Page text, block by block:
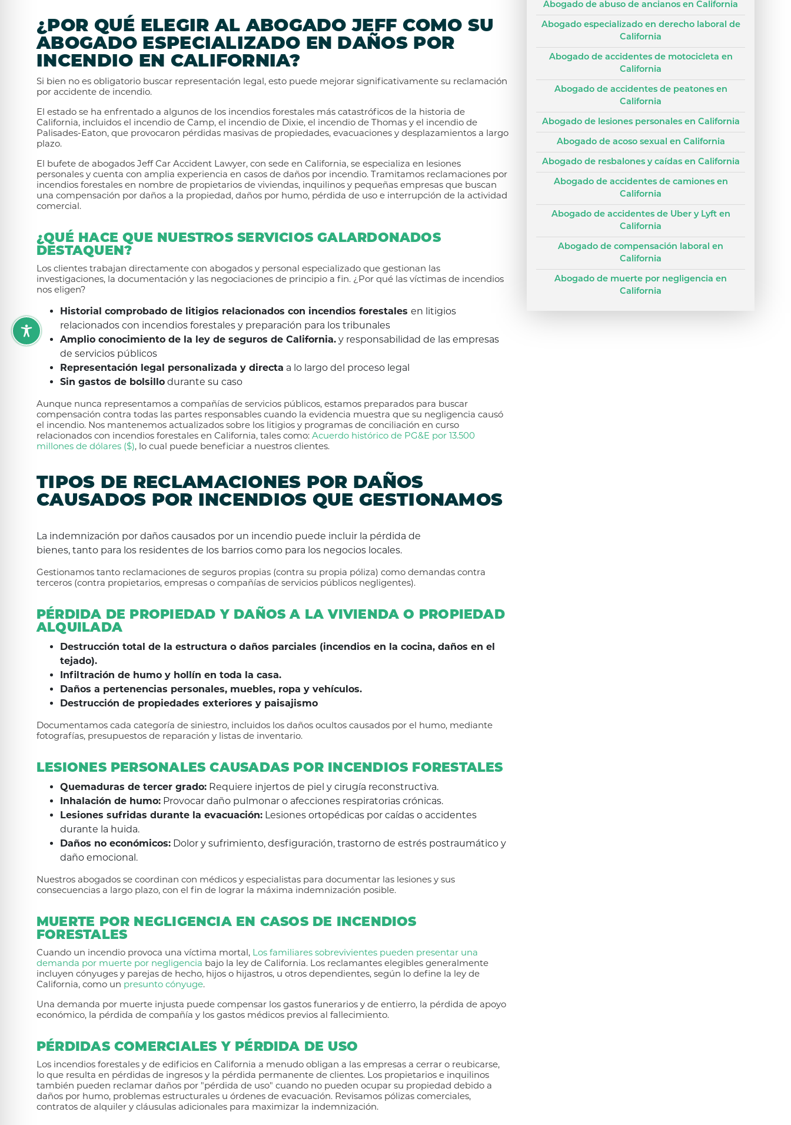
¿POR QUÉ ELEGIR AL ABOGADO JEFF COMO SU
ABOGADO ESPECIALIZADO EN DAÑOS POR
INCENDIO EN CALIFORNIA?
Si bien no es obligatorio buscar representación legal, esto puede mejorar significativamente su reclamación
por accidente de incendio.
El estado se ha enfrentado a algunos de los incendios forestales más catastróficos de la historia de
California, incluidos el incendio de Camp, el incendio de Dixie, el incendio de Thomas y el incendio de
Palisades-Eaton, que provocaron pérdidas masivas de propiedades, evacuaciones y desplazamientos a largo
plazo.
El bufete de abogados Jeff Car Accident Lawyer, con sede en California, se especializa en lesiones
personales y cuenta con amplia experiencia en casos de daños por incendio. Tramitamos reclamaciones por
incendios forestales en nombre de propietarios de viviendas, inquilinos y pequeñas empresas que buscan
una compensación por daños a la propiedad, daños por humo, pérdida de uso e interrupción de la actividad
comercial.
¿QUÉ HACE QUE NUESTROS SERVICIOS GALARDONADOS
DESTAQUEN?
Los clientes trabajan directamente con abogados y personal especializado que gestionan las
investigaciones, la documentación y las negociaciones de principio a fin. ¿Por qué las víctimas de incendios
nos eligen?
Historial comprobado de litigios relacionados con incendios forestales en litigios
relacionados con incendios forestales y preparación para los tribunales
Amplio conocimiento de la ley de seguros de California. y responsabilidad de las empresas
de servicios públicos
Representación legal personalizada y directa a lo largo del proceso legal
Sin gastos de bolsillo durante su caso
Aunque nunca representamos a compañías de servicios públicos, estamos preparados para buscar
compensación contra todas las partes responsables cuando la evidencia muestra que su negligencia causó
el incendio. Nos mantenemos actualizados sobre los litigios y programas de conciliación en curso
relacionados con incendios forestales en California, tales como: Acuerdo histórico de PG&E por 13.500
millones de dólares ($), lo cual puede beneficiar a nuestros clientes.
TIPOS DE RECLAMACIONES POR DAÑOS
CAUSADOS POR INCENDIOS QUE GESTIONAMOS
La indemnización por daños causados por un incendio puede incluir la pérdida de
bienes, tanto para los residentes de los barrios como para los negocios locales.
Gestionamos tanto reclamaciones de seguros propias (contra su propia póliza) como demandas contra
terceros (contra propietarios, empresas o compañías de servicios públicos negligentes).
PÉRDIDA DE PROPIEDAD Y DAÑOS A LA VIVIENDA O PROPIEDAD
ALQUILADA
Destrucción total de la estructura o daños parciales (incendios en la cocina, daños en el
tejado).
Infiltración de humo y hollín en toda la casa.
Daños a pertenencias personales, muebles, ropa y vehículos.
Destrucción de propiedades exteriores y paisajismo
Documentamos cada categoría de siniestro, incluidos los daños ocultos causados por el humo, mediante
fotografías, presupuestos de reparación y listas de inventario.
LESIONES PERSONALES CAUSADAS POR INCENDIOS FORESTALES
Quemaduras de tercer grado: Requiere injertos de piel y cirugía reconstructiva.
Inhalación de humo: Provocar daño pulmonar o afecciones respiratorias crónicas.
Lesiones sufridas durante la evacuación: Lesiones ortopédicas por caídas o accidentes
durante la huida.
Daños no económicos: Dolor y sufrimiento, desfiguración, trastorno de estrés postraumático y
daño emocional.
Nuestros abogados se coordinan con médicos y especialistas para documentar las lesiones y sus
consecuencias a largo plazo, con el fin de lograr la máxima indemnización posible.
MUERTE POR NEGLIGENCIA EN CASOS DE INCENDIOS
FORESTALES
Cuando un incendio provoca una víctima mortal, Los familiares sobrevivientes pueden presentar una
demanda por muerte por negligencia bajo la ley de California. Los reclamantes elegibles generalmente
incluyen cónyuges y parejas de hecho, hijos o hijastros, u otros dependientes, según lo define la ley de
California, como un presunto cónyuge.
Una demanda por muerte injusta puede compensar los gastos funerarios y de entierro, la pérdida de apoyo
económico, la pérdida de compañía y los gastos médicos previos al fallecimiento.
PÉRDIDAS COMERCIALES Y PÉRDIDA DE USO
Los incendios forestales y de edificios en California a menudo obligan a las empresas a cerrar o reubicarse,
lo que resulta en pérdidas de ingresos y la pérdida permanente de clientes. Los propietarios e inquilinos
también pueden reclamar daños por "pérdida de uso" cuando no pueden ocupar su propiedad debido a
daños por humo, problemas estructurales u órdenes de evacuación. Revisamos pólizas comerciales,
contratos de alquiler y cláusulas adicionales para maximizar la indemnización.
Abogado de abuso de ancianos en California
Abogado especializado en derecho laboral de
California
Abogado de accidentes de motocicleta en
California
Abogado de accidentes de peatones en
California
Abogado de lesiones personales en California
Abogado de acoso sexual en California
Abogado de resbalones y caídas en California
Abogado de accidentes de camiones en
California
Abogado de accidentes de Uber y Lyft en
California
Abogado de compensación laboral en
California
Abogado de muerte por negligencia en
California